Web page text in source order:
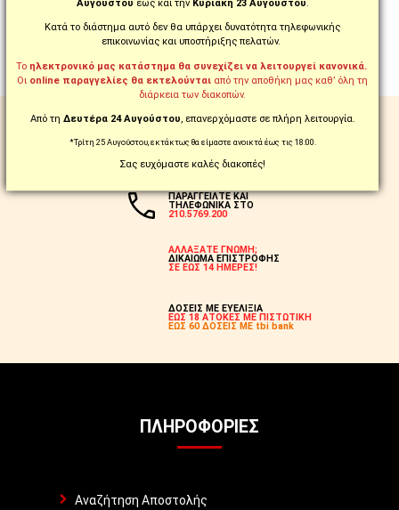
ΒαθμολογίαΚακή
ΔΩΡΕΑΝ ΑΠΟΣΤΟΛΗ
ΠΡΟΪΟΝΤΑ ΜΕ ΤΗΝ ΕΝΔΕΙΞΗ:
ΠΑΡΑΓΓΕΙΛΤΕ ΚΑΙ
ΤΗΛΕΦΩΝΙΚΑ ΣΤΟ
210.5769.200
ΑΛΛΑΞΑΤΕ ΓΝΩΜΗ;
ΔΙΚΑΙΩΜΑ ΕΠΙΣΤΡΟΦΗΣ
ΣΕ ΕΩΣ 14 ΗΜΕΡΕΣ!
ΔΟΣΕΙΣ ΜΕ ΕΥΕΛΙΞΙΑ
ΕΩΣ 18 ΑΤΟΚΕΣ ΜΕ ΠΙΣΤΩΤΙΚΗ
ΕΩΣ 60 ΔΟΣΕΙΣ ΜΕ tbi bank
ΠΛΗΡΟΦΟΡΊΕΣ
Αναζήτηση Αποστολής
Αυγούστου έως και τηνΚυριακή 23 Αυγούστου.
Κατά το διάστημα αυτό δεν θα υπάρχει δυνατότητα τηλεφωνικής
επικοινωνίας και υποστήριξης πελατών.
Το ηλεκτρονικό μας κατάστημα θα συνεχίζει να λειτουργεί κανονικά.
Οι online παραγγελίες θα εκτελούνται από την αποθήκη μας καθ’ όλη τη
διάρκεια των διακοπών.
Από τη Δευτέρα 24 Αυγούστου, επανερχόμαστε σε πλήρη λειτουργία.
*Τρίτη 25 Αυγούστου, εκτάκτως θα είμαστε ανοικτά έως τις 18:00.
Σας ευχόμαστε καλές διακοπές!